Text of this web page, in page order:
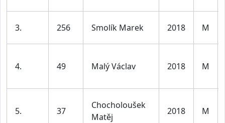
3. 256 Smolík Marek 2018 M
4. 49 Malý Václav 2018 M
5. 37
Chocholoušek
Matěj
2018 M